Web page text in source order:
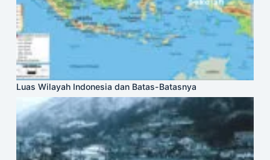
Luas Wilayah Indonesia dan Batas-Batasnya